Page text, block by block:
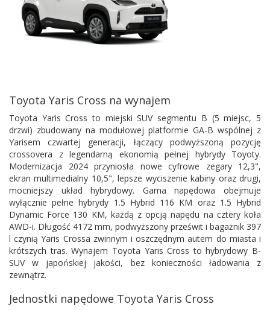
Toyota Yaris Cross na wynajem
Toyota Yaris Cross to miejski SUV segmentu B (5 miejsc, 5
drzwi) zbudowany na modułowej platformie GA-B wspólnej z
Yarisem czwartej generacji, łączący podwyższoną pozycję
crossovera z legendarną ekonomią pełnej hybrydy Toyoty.
Modernizacja 2024 przyniosła nowe cyfrowe zegary 12,3",
ekran multimedialny 10,5", lepsze wyciszenie kabiny oraz drugi,
mocniejszy układ hybrydowy. Gama napędowa obejmuje
wyłącznie pełne hybrydy 1.5 Hybrid 116 KM oraz 1.5 Hybrid
Dynamic Force 130 KM, każdą z opcją napędu na cztery koła
AWD-i. Długość 4172 mm, podwyższony prześwit i bagażnik 397
l czynią Yaris Crossa zwinnym i oszczędnym autem do miasta i
krótszych tras. Wynajem Toyota Yaris Cross to hybrydowy B-
SUV w japońskiej jakości, bez konieczności ładowania z
zewnątrz.
Jednostki napędowe Toyota Yaris Cross